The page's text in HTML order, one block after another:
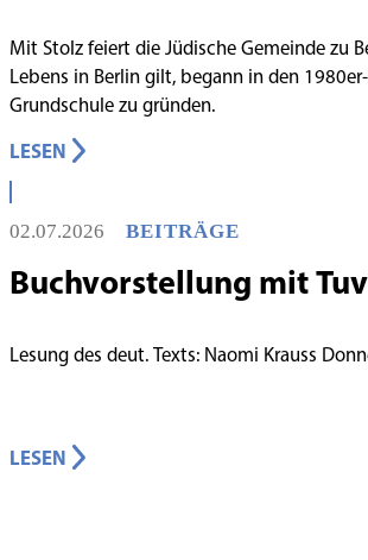
Mit Stolz feiert die Jüdische Gemeinde zu
Lebens in Berlin gilt, begann in den
Grundschule zu gründen.
LESEN
02.07.2026 BEITRÄGE
Buchvorstellung mit
LESEN